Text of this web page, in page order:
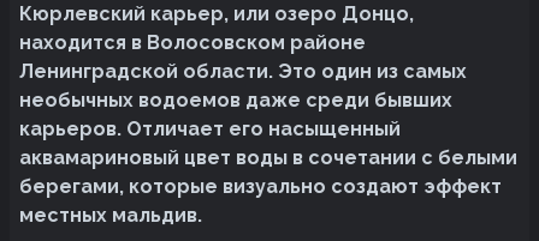
Кюрлевский карьер, или озеро Донцо,
находится в Волосовском районе
Ленинградской области. Это один из самых
необычных водоемов даже среди бывших
карьеров. Отличает его насыщенный
аквамариновый цвет воды в сочетании с белыми
берегами, которые визуально создают эффект
местных мальдив.